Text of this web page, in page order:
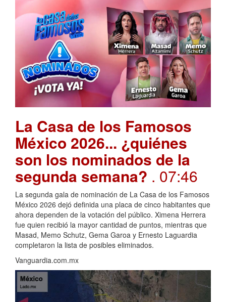
La Casa de los Famosos
México 2026... ¿quiénes
son los nominados de la
segunda semana? . 07:46
La segunda gala de nominación de La Casa de los Famosos
México 2026 dejó definida una placa de cinco habitantes que
ahora dependen de la votación del público. Ximena Herrera
fue quien recibió la mayor cantidad de puntos, mientras que
Masad, Memo Schutz, Gema Garoa y Ernesto Laguardia
completaron la lista de posibles eliminados.
Vanguardia.com.mx